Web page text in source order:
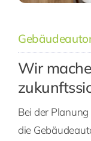
Wir
Bei der
die